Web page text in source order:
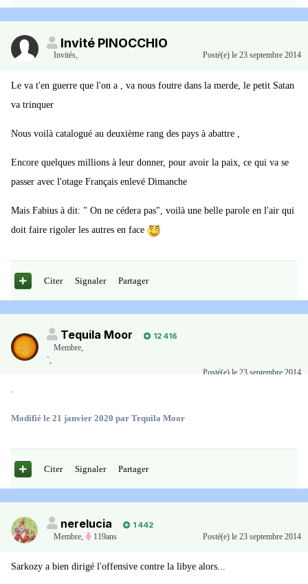
Invité PINOCCHIO
Invités, Posté(e) le 23 septembre 2014
Le va t'en guerre que l'on a , va nous foutre dans la merde, le petit Satan
va trinquer
Nous voilà catalogué au deuxième rang des pays à abattre ,
Encore quelques millions à leur donner, pour avoir la paix, ce qui va se
passer avec l'otage Français enlevé Dimanche
Mais Fabius à dit: " On ne cédera pas", voilà une belle parole en l'air qui
doit faire rigoler les autres en face
Citer Signaler Partager
Tequila Moor
12 416
Membre,
`,
Posté(e) le 23 septembre 2014
.
Modifié le 21 janvier 2020 par Tequila Moor
Citer Signaler Partager
nerelucia
1 442
Membre, 119ans Posté(e) le 23 septembre 2014
Sarkozy a bien dirigé l'offensive contre la libye alors...